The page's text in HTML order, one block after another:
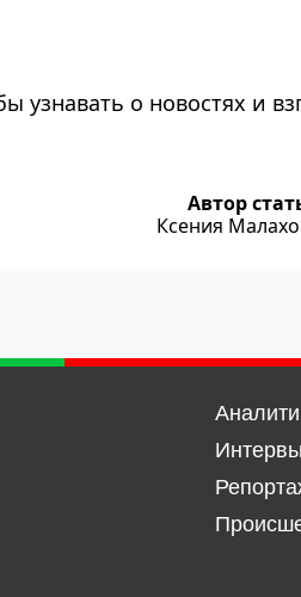
узнавать о новостях и
Автор
Ксения